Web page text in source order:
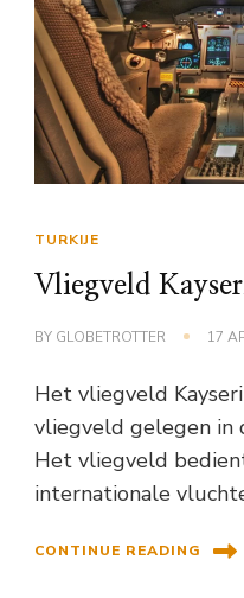
TURKIJE
Vliegveld
BY GLOBETROTTER 17
Het vliegveld
vliegveld gelegen in
Het vliegveld
internationale
CONTINUE READING